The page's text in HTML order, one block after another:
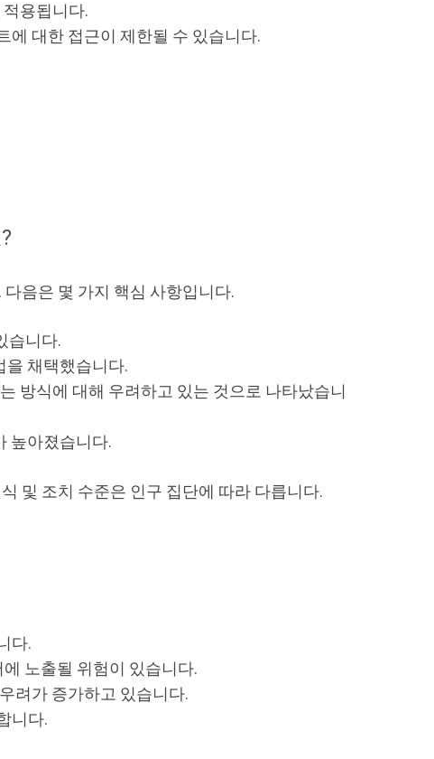
용됩니다.
에 대한 접근이 제한될 수 있습니다.
음은 몇 가지 핵심 사항입니다.
습니다.
을 채택했습니다.
방식에 대해 우려하고 있는 것으로 나타났습니
높아졌습니다.
및 조치 수준은 인구 집단에 따라 다릅니다.
다.
노출될 위험이 있습니다.
려가 증가하고 있습니다.
니다.